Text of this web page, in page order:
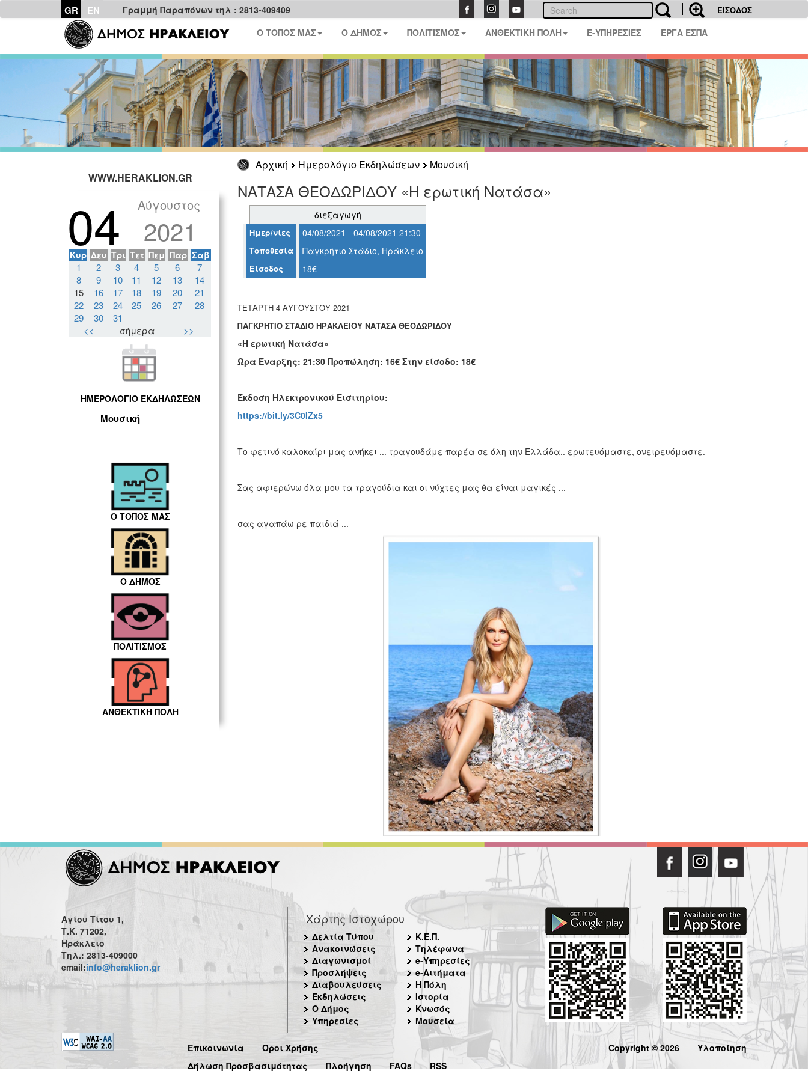
GR EN Γραμμή Παραπόνων τηλ : 2813-409409 ΕΙΣΟΔΟΣ
Ο ΤΟΠΟΣ ΜΑΣ Ο ΔΗΜΟΣ ΠΟΛΙΤΙΣΜΟΣ ΑΝΘΕΚΤΙΚΗ ΠΟΛΗ E-ΥΠΗΡΕΣΙΕΣ ΕΡΓΑ ΕΣΠΑ
Αρχική Ημερολόγιο Εκδηλώσεων
Μουσική
WWW.HERAKLION.GR
04 Αύγουστος
2021
Κυρ Δευ Τρι Τετ Πεμ Παρ Σαβ
1 2 3 4 5 6
7
8
9 10 11 12 13
14
15
16 17 18 19 20
21
22
23 24 25 26 27
28
29
30
31
<<
σήμερα >>
ΗΜΕΡΟΛΟΓΙΟ ΕΚΔΗΛΩΣΕΩΝ
Μουσική
Ο ΤΟΠΟΣ ΜΑΣ
Ο ΔΗΜΟΣ
ΠΟΛΙΤΙΣΜΟΣ
ΑΝΘΕΚΤΙΚΗ ΠΟΛΗ
ΝΑΤΑΣΑ ΘΕΟΔΩΡΙΔΟΥ «Η ερωτική Νατάσα»
διεξαγωγή
Ημερ/νίες 04/08/2021 - 04/08/2021 21:30
Τοποθεσία Παγκρήτιο Στάδιο, Ηράκλειο
Είσοδος 18€
ΤΕΤΑΡΤΗ 4 ΑΥΓΟΥΣΤΟΥ 2021
ΠΑΓΚΡΗΤΙΟ ΣΤΑΔΙΟ ΗΡΑΚΛΕΙΟΥ ΝΑΤΑΣΑ ΘΕΟΔΩΡΙΔΟΥ
«Η ερωτική Νατάσα»
Ώρα Έναρξης: 21:30 Προπώληση: 16€ Στην είσοδο: 18€
Έκδοση Ηλεκτρονικού Εισιτηρίου:
https://bit.ly/3C0IZx5
Το φετινό καλοκαίρι μας ανήκει ... τραγουδάμε παρέα σε όλη την Ελλάδα.. ερωτευόμαστε, ονειρευόμαστε.
Σας αφιερώνω όλα μου τα τραγούδια και οι νύχτες μας θα είναι μαγικές ...
σας αγαπάω ρε παιδιά ...
Αγίου Τίτου 1,
Τ.Κ. 71202,
Ηράκλειο
Τηλ.: 2813-409000
email:info@heraklion.gr
Χάρτης Ιστοχώρου
Δελτία Τύπου
Ανακοινώσεις
Διαγωνισμοί
Προσλήψεις
Διαβουλεύσεις
Εκδηλώσεις
Ο Δήμος
Υπηρεσίες
Κ.Ε.Π.
Τηλέφωνα
e-Υπηρεσίες
e-Αιτήματα
Η Πόλη
Ιστορία
Κνωσός
Μουσεία
Επικοινωνία
Όροι Χρήσης
Δήλωση Προσβασιμότητας
Πλοήγηση FAQs RSS
Copyright © 2026 Υλοποίηση